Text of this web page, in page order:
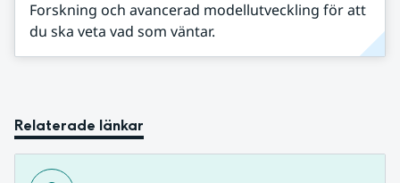
Forskning och avancerad modellutveckling för att
du ska veta vad som väntar.
Relaterade länkar